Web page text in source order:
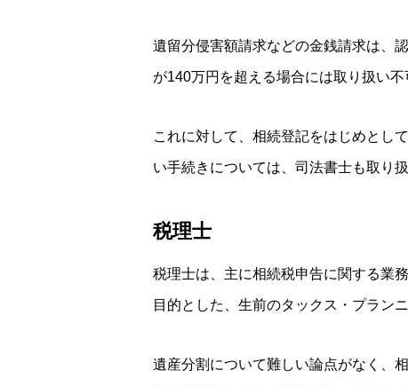
遺留分侵害額請求などの金銭請求は、
が140万円を超える場合には取り扱い不
これに対して、相続登記をはじめとし
い手続きについては、司法書士も取り
税理士
税理士は、主に相続税申告に関する業
目的とした、生前のタックス・プラン
遺産分割について難しい論点がなく、